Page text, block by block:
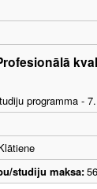
programma -
studiju maksa: